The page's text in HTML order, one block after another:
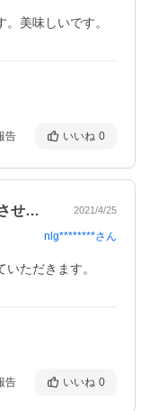
美味しいです。
告 いいね 0
ありがとうございました。又利用させてい… 2021/4/25
nlg********さん
ただきます。
告 いいね 0